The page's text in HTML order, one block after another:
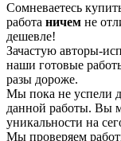
Сомневаетесь
работа ничем не
дешевле!
Зачастую авторы-
наши готовые
разы дороже.
Мы пока не успели
данной работы. Вы
уникальности на
Мы проверяем